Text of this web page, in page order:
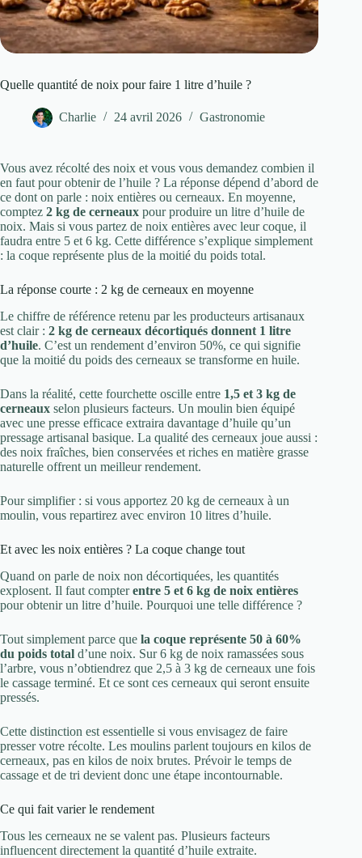
Quelle quantité de noix pour faire 1 litre d’huile ?
Charlie 24 avril 2026 Gastronomie
Vous avez récolté des noix et vous vous demandez combien il
en faut pour obtenir de l’huile ? La réponse dépend d’abord de
ce dont on parle : noix entières ou cerneaux. En moyenne,
comptez 2 kg de cerneaux pour produire un litre d’huile de
noix. Mais si vous partez de noix entières avec leur coque, il
faudra entre 5 et 6 kg. Cette différence s’explique simplement
: la coque représente plus de la moitié du poids total.
La réponse courte : 2 kg de cerneaux en moyenne
Le chiffre de référence retenu par les producteurs artisanaux
est clair : 2 kg de cerneaux décortiqués donnent 1 litre
d’huile. C’est un rendement d’environ 50%, ce qui signifie
que la moitié du poids des cerneaux se transforme en huile.
Dans la réalité, cette fourchette oscille entre 1,5 et 3 kg de
cerneaux selon plusieurs facteurs. Un moulin bien équipé
avec une presse efficace extraira davantage d’huile qu’un
pressage artisanal basique. La qualité des cerneaux joue aussi :
des noix fraîches, bien conservées et riches en matière grasse
naturelle offrent un meilleur rendement.
Pour simplifier : si vous apportez 20 kg de cerneaux à un
moulin, vous repartirez avec environ 10 litres d’huile.
Et avec les noix entières ? La coque change tout
Quand on parle de noix non décortiquées, les quantités
explosent. Il faut compterentre 5 et 6 kg de noix entières
pour obtenir un litre d’huile. Pourquoi une telle différence ?
Tout simplement parce que la coque représente 50 à 60%
du poids total d’une noix. Sur 6 kg de noix ramassées sous
l’arbre, vous n’obtiendrez que 2,5 à 3 kg de cerneaux une fois
le cassage terminé. Et ce sont ces cerneaux qui seront ensuite
pressés.
Cette distinction est essentielle si vous envisagez de faire
presser votre récolte. Les moulins parlent toujours en kilos de
cerneaux, pas en kilos de noix brutes. Prévoir le temps de
cassage et de tri devient donc une étape incontournable.
Ce qui fait varier le rendement
Tous les cerneaux ne se valent pas. Plusieurs facteurs
influencent directement la quantité d’huile extraite.